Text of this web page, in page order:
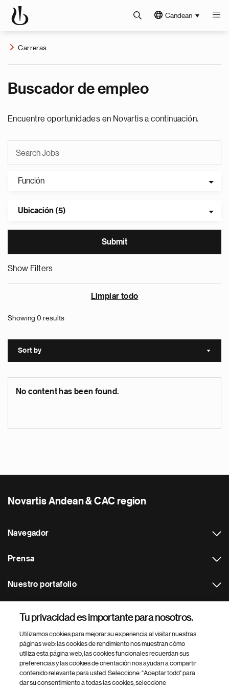
Candean
Carreras
Buscador de empleo
Encuentre oportunidades en Novartis a continuación.
Función
Ubicación (5)
Show Filters
Limpiar todo
Showing 0 results
Sort by Sort
No content has been found.
Novartis Andean & CAC region
Navegador
Prensa
Nuestro portafolio
Footer Site Search
Tu privacidad es importante para nosotros.
Utilizamos cookies para mejorar su experiencia al visitar nuestras
páginas web: las cookies de rendimiento nos muestran cómo
utiliza esta página web, las cookies funcionales recuerdan sus
preferencias y las cookies de orientación nos ayudan a compartir
contenido relevante para usted. Seleccione: "Aceptar todo" para
dar su consentimiento a todas las cookies, seleccione